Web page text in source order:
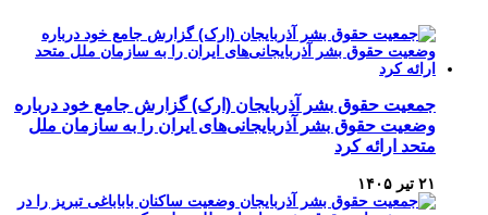
جمعیت حقوق بشر آذربایجان (ارک) گزارش جامع خود درباره
وضعیت حقوق بشر آذربایجانی‌های ایران را به سازمان ملل
متحد ارائه کرد
۲۱ تیر ۱۴۰۵